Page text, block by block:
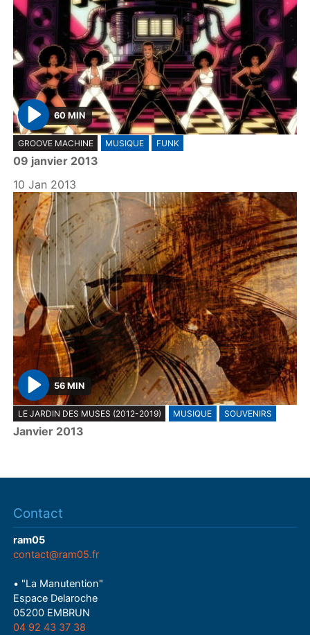
P
l
a
y
60 MIN
GROOVE MACHINE MUSIQUE FUNK
09 janvier 2013
10 Jan 2013
P
l
a
56 MIN
LE JARDIN DES MUSES (2012-2019) MUSIQUE SOUVENIRS
Janvier 2013
Contact
ram05
contact@ram05.fr
• "La Manutention"
Espace Delaroche
05200 EMBRUN
04 92 43 37 38